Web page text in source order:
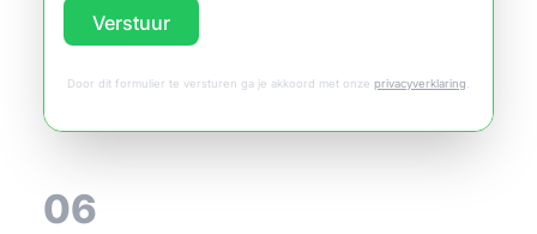
Verstuur
Door dit formulier te versturen ga je akkoord met onze privacyverklaring
06